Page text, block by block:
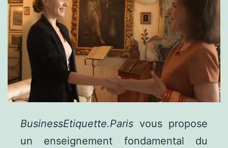
BusinessEtiquette.Paris vous propose
un enseignement fondamental du